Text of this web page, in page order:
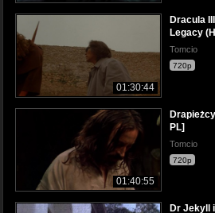
01:30:44
Dracula
Legacy
Tomcio
720p
01:40:55
PL]
Tomcio
720p
Dr Jekyll